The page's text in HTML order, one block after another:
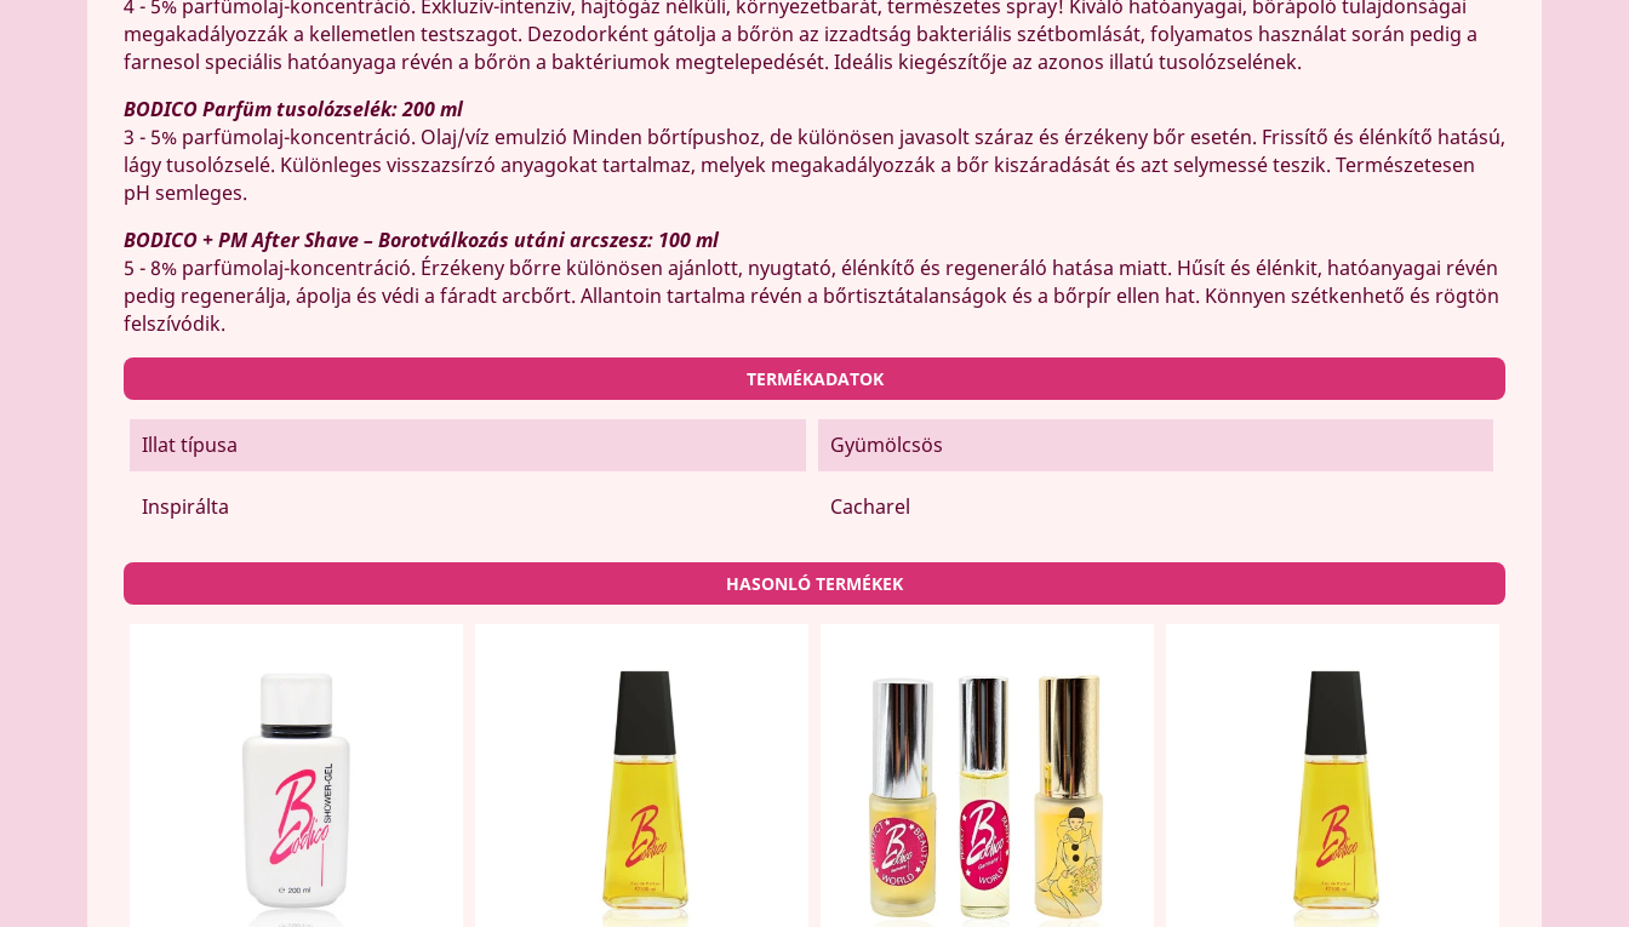
4 - 5% parfümolaj-koncentráció. Exkluzív-intenzív, hajtógáz nélküli, környezetbarát, természetes spray! Kiváló hatóanyagai, bőrápoló tulajdonságai
megakadályozzák a kellemetlen testszagot. Dezodorként gátolja a bőrön az izzadtság bakteriális szétbomlását, folyamatos használat során pedig a
farnesol speciális hatóanyaga révén a bőrön a baktériumok megtelepedését. Ideális kiegészítője az azonos illatú tusolózselének.
BODICO Parfüm tusolózselék: 200 ml
3 - 5% parfümolaj-koncentráció. Olaj/víz emulzió Minden bőrtípushoz, de különösen javasolt száraz és érzékeny bőr esetén. Frissítő és élénkítő hatású,
lágy tusolózselé. Különleges visszazsírzó anyagokat tartalmaz, melyek megakadályozzák a bőr kiszáradását és azt selymessé teszik. Természetesen
pH semleges.
BODICO + PM After Shave – Borotválkozás utáni arcszesz: 100 ml
5 - 8% parfümolaj-koncentráció. Érzékeny bőrre különösen ajánlott, nyugtató, élénkítő és regeneráló hatása miatt. Hűsít és élénkit, hatóanyagai révén
pedig regenerálja, ápolja és védi a fáradt arcbőrt. Allantoin tartalma révén a bőrtisztátalanságok és a bőrpír ellen hat. Könnyen szétkenhető és rögtön
felszívódik.
TERMÉKADATOK
Illat típusa Gyümölcsös
Inspirálta Cacharel
HASONLÓ TERMÉKEK